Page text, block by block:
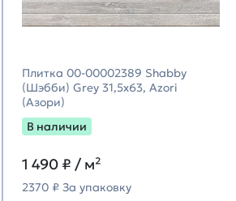
Плитка 00-00002389 Shabby
(Шэбби) Grey 31,5х63, Azori
(Азори)
В наличии
1 490 ₽ / м²
2370 ₽ За упаковку